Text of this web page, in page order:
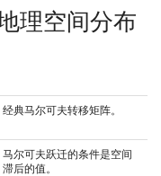
理空间分布
经典马尔可夫转移矩阵。
马尔可夫跃迁的条件是空间
滞后的值。